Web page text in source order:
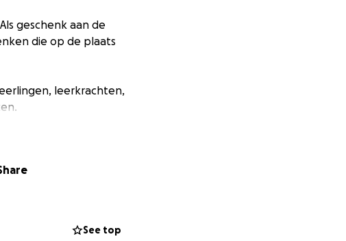
geschenk aan de
die op de plaats
leerkrachten,
See top